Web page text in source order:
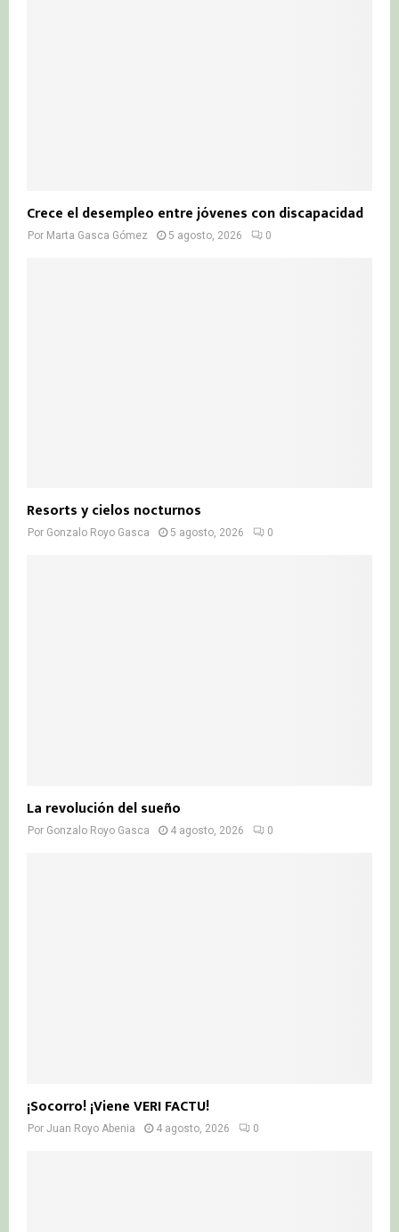
Crece el desempleo entre jóvenes con discapacidad
Por Marta Gasca Gómez 5 agosto, 2026 0
Resorts y cielos nocturnos
Por Gonzalo Royo Gasca 5 agosto, 2026 0
La revolución del sueño
Por Gonzalo Royo Gasca 4 agosto, 2026 0
¡Socorro! ¡Viene VERI FACTU!
Por Juan Royo Abenia 4 agosto, 2026 0